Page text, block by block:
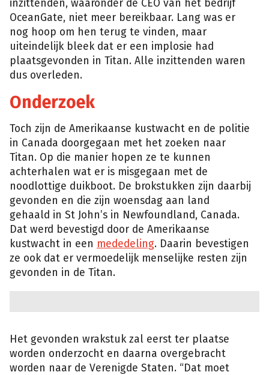
inzittenden, waaronder de CEO van het bedrijf
OceanGate, niet meer bereikbaar. Lang was er
nog hoop om hen terug te vinden, maar
uiteindelijk bleek dat er een implosie had
plaatsgevonden in Titan. Alle inzittenden waren
dus overleden.
Onderzoek
Toch zijn de Amerikaanse kustwacht en de politie
in Canada doorgegaan met het zoeken naar
Titan. Op die manier hopen ze te kunnen
achterhalen wat er is misgegaan met de
noodlottige duikboot. De brokstukken zijn daarbij
gevonden en die zijn woensdag aan land
gehaald in St John’s in Newfoundland, Canada.
Dat werd bevestigd door de Amerikaanse
kustwacht in een mededeling. Daarin bevestigen
ze ook dat er vermoedelijk menselijke resten zijn
gevonden in de Titan.
Het gevonden wrakstuk zal eerst ter plaatse
worden onderzocht en daarna overgebracht
worden naar de Verenigde Staten. “Dat moet